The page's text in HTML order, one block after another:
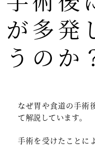
が多発
うのか
なぜ胃や食道の手術
て解説しています。
手術を受けたことに